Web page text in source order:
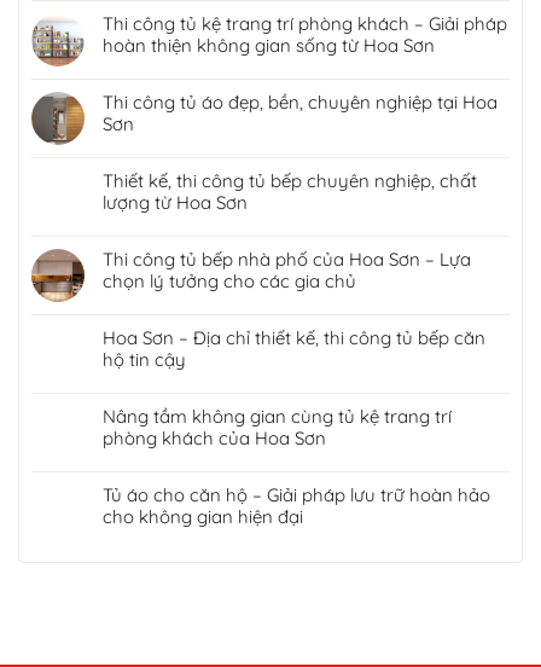
Thi công tủ kệ trang trí phòng khách – Giải pháp
hoàn thiện không gian sống từ Hoa Sơn
Thi công tủ áo đẹp, bền, chuyên nghiệp tại Hoa
Sơn
Thiết kế, thi công tủ bếp chuyên nghiệp, chất
lượng từ Hoa Sơn
Thi công tủ bếp nhà phố của Hoa Sơn – Lựa
chọn lý tưởng cho các gia chủ
Hoa Sơn – Địa chỉ thiết kế, thi công tủ bếp căn
hộ tin cậy
Nâng tầm không gian cùng tủ kệ trang trí
phòng khách của Hoa Sơn
Tủ áo cho căn hộ – Giải pháp lưu trữ hoàn hảo
cho không gian hiện đại